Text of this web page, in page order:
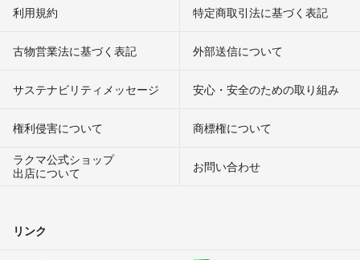
利用規約 特定商取引法に基づく表記
古物営業法に基づく表記 外部送信について
サステナビリティメッセージ 安心・安全のための取り組み
権利侵害について
商標権について
ラクマ公式ショップ
出店について
お問い合わせ
リンク